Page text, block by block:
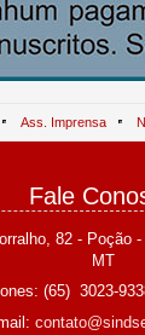
Ass. Imprensa
Fale
82 - Poção -
MT
(65) 3023-